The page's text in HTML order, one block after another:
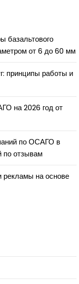
базальтового
от 6 до 60 мм
принципы работы и
на 2026 год от
по ОСАГО в
по отзывам
рекламы на основе